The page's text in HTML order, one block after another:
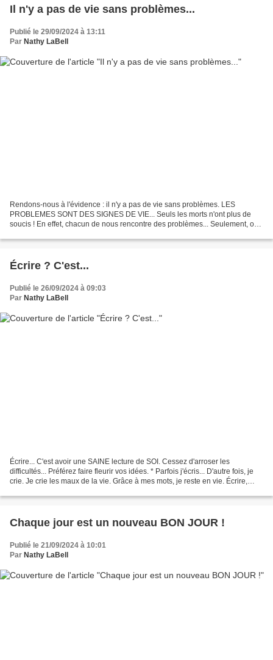
Il n'y a pas de vie sans problèmes...
Publié le 29/09/2024 à 13:11
Par Nathy LaBell
Rendons-nous à l'évidence : il n'y a pas de vie sans problèmes. LES
PROBLEMES SONT DES SIGNES DE VIE... Seuls les morts n'ont plus de
soucis ! En effet, chacun de nous rencontre des problèmes... Seulement, on
Écrire ? C'est...
Publié le 26/09/2024 à 09:03
Par Nathy LaBell
Écrire... C'est avoir une SAINE lecture de SOI. Cessez d'arroser les
difficultés... Préférez faire fleurir vos idées. * Parfois j'écris... D'autre fois, je
crie. Je crie les maux de la vie. Grâce à mes mots, je reste en vie. Écrire,
Chaque jour est un nouveau BON JOUR !
Publié le 21/09/2024 à 10:01
Par Nathy LaBell